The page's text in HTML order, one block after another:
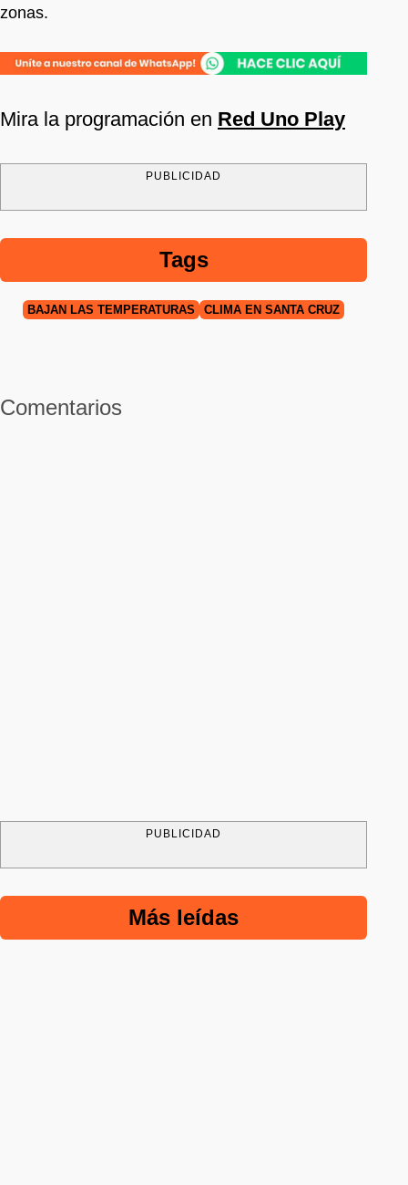
zonas.
Mira la programación en Red Uno Play
PUBLICIDAD
Tags
BAJAN LAS TEMPERATURAS CLIMA EN SANTA CRUZ
Comentarios
PUBLICIDAD
Más leídas